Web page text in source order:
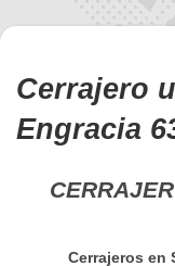
Cerrajero
Engracia
Cerrajeros en